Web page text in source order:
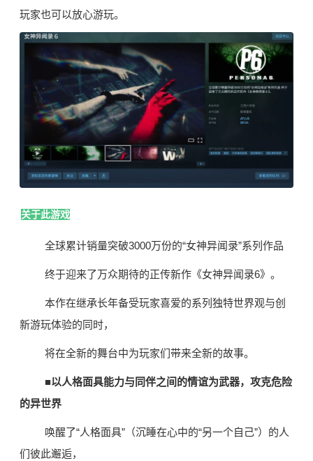
玩家也可以放心游玩。
关于此游戏
全球累计销量突破3000万份的“女神异闻录”系列作品
终于迎来了万众期待的正传新作《女神异闻录6》。
本作在继承长年备受玩家喜爱的系列独特世界观与创
新游玩体验的同时，
将在全新的舞台中为玩家们带来全新的故事。
■以人格面具能力与同伴之间的情谊为武器，攻克危险
的异世界
唤醒了“人格面具”（沉睡在心中的“另一个自己”）的人
们彼此邂逅，